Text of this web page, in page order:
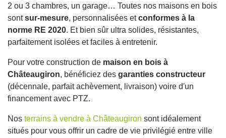
2 ou 3 chambres, un garage… Toutes nos maisons en bois
sontsur-mesure, personnalisées etconformes à la
norme RE 2020. Et bien sûr ultra solides, résistantes,
parfaitement isolées et faciles à entretenir.
Pour votre construction de maison en bois à
Châteaugiron, bénéficiez des garanties constructeur
(décennale, parfait achèvement, livraison) voire d'un
financement avec PTZ.
Nos terrains à vendre à Châteaugiron sont idéalement
situés pour vous offrir un cadre de vie privilégié entre ville